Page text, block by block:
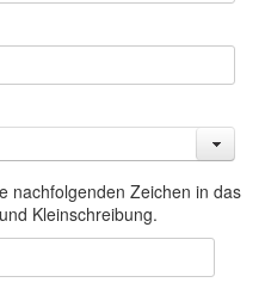
nachfolgenden Zeichen in das
Kleinschreibung.